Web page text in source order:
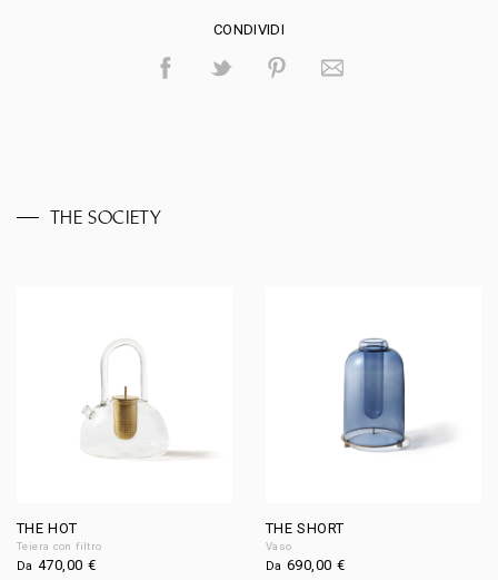
CONDIVIDI
THE SOCIETY
THE HOT
Teiera con filtro
Da470,00 €
THE SHORT
Vaso
Da690,00 €